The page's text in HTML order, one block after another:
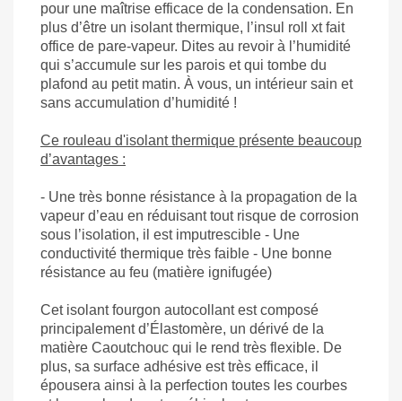
pour une maîtrise efficace de la condensation. En
plus d’être un isolant thermique, l’insul roll xt fait
office de pare-vapeur. Dites au revoir à l’humidité
qui s’accumule sur les parois et qui tombe du
plafond au petit matin. À vous, un intérieur sain et
sans accumulation d’humidité !
Ce rouleau d'isolant thermique présente beaucoup
d’avantages :
- Une très bonne résistance à la propagation de la
vapeur d’eau en réduisant tout risque de corrosion
sous l’isolation, il est imputrescible - Une
conductivité thermique très faible - Une bonne
résistance au feu (matière ignifugée)
Cet isolant fourgon autocollant est composé
principalement d’Élastomère, un dérivé de la
matière Caoutchouc qui le rend très flexible. De
plus, sa surface adhésive est très efficace, il
épousera ainsi à la perfection toutes les courbes